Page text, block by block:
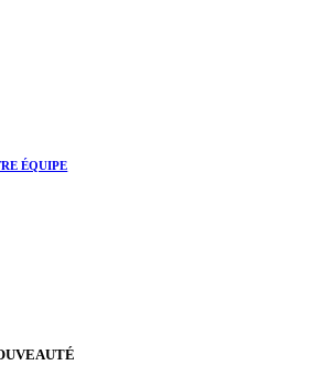
ÉQUIPE